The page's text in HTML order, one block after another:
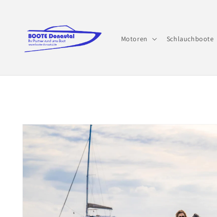
Motoren Schlauchboote
Zu
Produktinformationen
springen